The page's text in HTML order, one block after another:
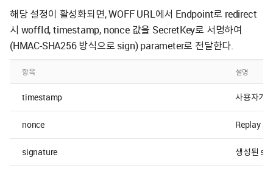
해당 설정이 활성화되면, WOFF URL에서 Endpoint로 redirect
시 woffId, timestamp, nonce 값을 SecretKey로 서명하여
(HMAC-SHA256 방식으로 sign) parameter로 전달한다.
항목 설명
timestamp 사용자가
nonce Replay
signature 생성된